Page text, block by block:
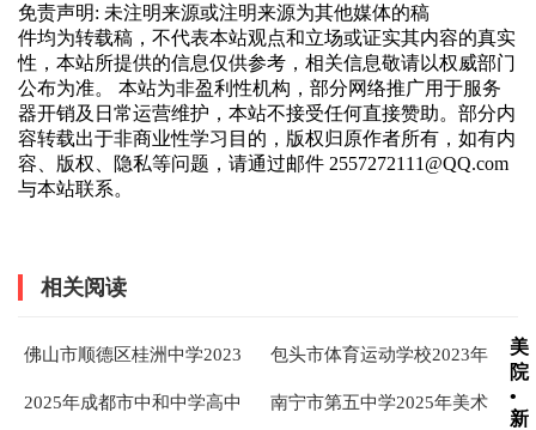
免责声明: 未注明来源或注明来源为其他媒体的稿
件均为转载稿，不代表本站观点和立场或证实其内容的真实
性，本站所提供的信息仅供参考，相关信息敬请以权威部门
公布为准。 本站为非盈利性机构，部分网络推广用于服务
器开销及日常运营维护，本站不接受任何直接赞助。部分内
容转载出于非商业性学习目的，版权归原作者所有，如有内
容、版权、隐私等问题，请通过邮件 2557272111@QQ.com
与本站联系。
相关阅读
佛山市顺德区桂洲中学2023
方案
包头市体育运动学校2023年
2025年成都市中和中学高中
南宁市第五中学2025年美术
美
院
•
新